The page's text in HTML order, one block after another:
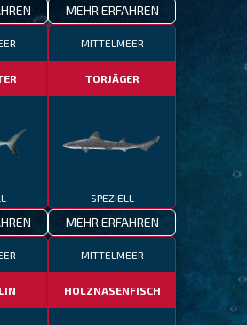
MEHR ERFAHREN
MITTELMEER
TORJÄGER
SPEZIELL
MEHR ERFAHREN
MITTELMEER
HOLZNASENFISCH